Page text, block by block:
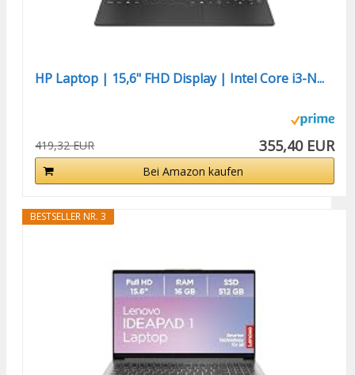
HP Laptop | 15,6" FHD Display | Intel Core i3-N...
419,32 EUR 355,40 EUR
Bei Amazon kaufen
BESTSELLER NR. 3